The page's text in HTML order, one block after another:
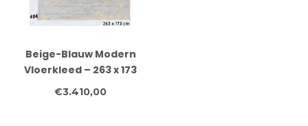
Beige-Blauw Modern
Vloerkleed – 263 x 173
cm – Handgeknoopt
€3.410,00